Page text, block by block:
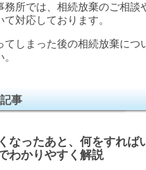
務所では、相続放棄のご相談
対応しております。
てしまった後の相続放棄につ
事
なったあと、何をすれば
わかりやすく解説